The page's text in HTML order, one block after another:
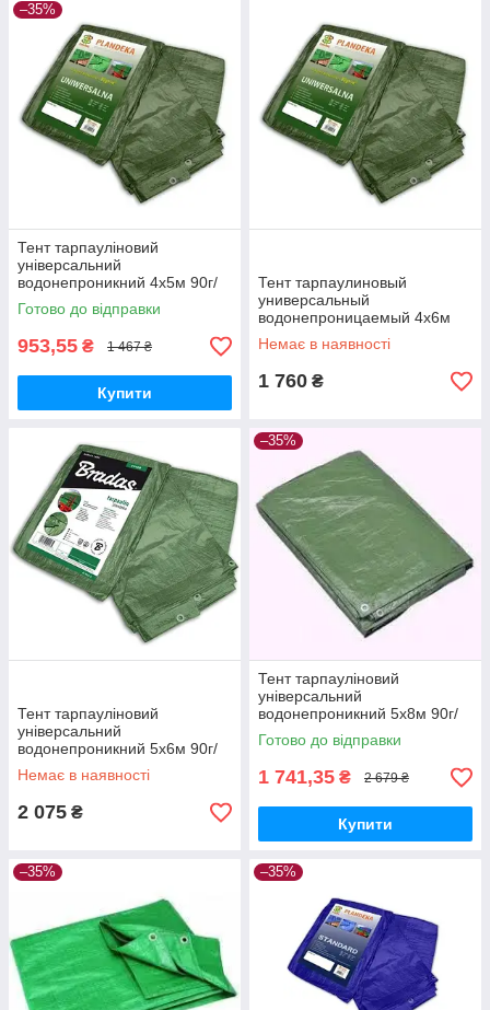
–35%
Тент тарпауліновий
універсальний
водонепроникний 4х5м 90г/
м2.
Готово до відправки
953,55 ₴ 1 467 ₴
Купити
Тент тарпаулиновый
универсальный
водонепроницаемый 4х6м
90г/м2.
Немає в наявності
1 760 ₴
Тент тарпауліновий
універсальний
водонепроникний 5х6м 90г/
м2.
Немає в наявності
2 075 ₴
–35%
Тент тарпауліновий
універсальний
водонепроникний 5х8м 90г/
м2.
Готово до відправки
1 741,35 ₴ 2 679 ₴
Купити
–35% –35%